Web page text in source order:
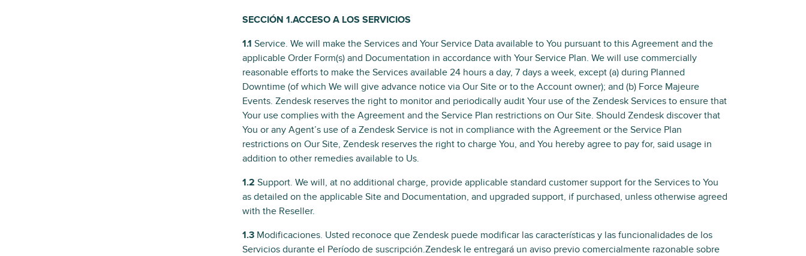
SECCIÓN 1.ACCESO A LOS SERVICIOS
1.1 Service. We will make the Services and Your Service Data available to You pursuant to this Agreement and the
applicable Order Form(s) and Documentation in accordance with Your Service Plan. We will use commercially
reasonable efforts to make the Services available 24 hours a day, 7 days a week, except (a) during Planned
Downtime (of which We will give advance notice via Our Site or to the Account owner); and (b) Force Majeure
Events. Zendesk reserves the right to monitor and periodically audit Your use of the Zendesk Services to ensure that
Your use complies with the Agreement and the Service Plan restrictions on Our Site. Should Zendesk discover that
You or any Agent’s use of a Zendesk Service is not in compliance with the Agreement or the Service Plan
restrictions on Our Site, Zendesk reserves the right to charge You, and You hereby agree to pay for, said usage in
addition to other remedies available to Us.
1.2 Support. We will, at no additional charge, provide applicable standard customer support for the Services to You
as detailed on the applicable Site and Documentation, and upgraded support, if purchased, unless otherwise agreed
with the Reseller.
1.3 Modificaciones. Usted reconoce que Zendesk puede modificar las características y las funcionalidades de los
Servicios durante el Período de suscripción.Zendesk le entregará un aviso previo comercialmente razonable sobre